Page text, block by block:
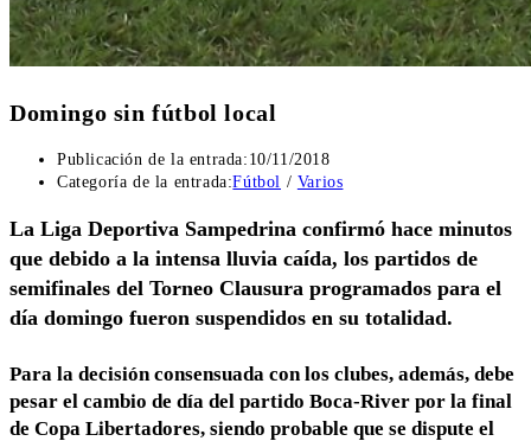
Domingo sin fútbol local
Publicación de la entrada: 10/11/2018
Categoría de la entrada:Fútbol / Varios
La Liga Deportiva Sampedrina confirmó hace minutos
que debido a la intensa lluvia caída, los partidos de
semifinales del Torneo Clausura programados para el
día domingo fueron suspendidos en su totalidad.
Para la decisión consensuada con los clubes, además, debe
pesar el cambio de día del partido Boca-River por la final
de Copa Libertadores, siendo probable que se dispute el